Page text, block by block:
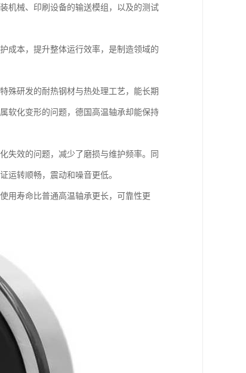
机械、印刷设备的输送模组，以及的测试
成本，提升整体运行效率，是制造领域的
殊研发的耐热钢材与热处理工艺，能长期
软化变形的问题，德国高温轴承却能保持
失效的问题，减少了磨损与维护频率。同
运转顺畅，震动和噪音更低。
用寿命比普通高温轴承更长，可靠性更